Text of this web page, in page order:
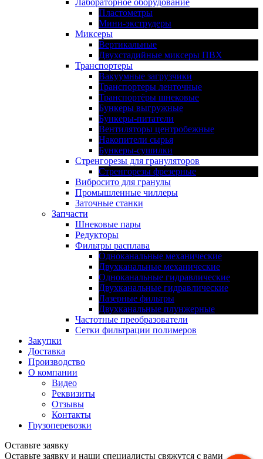
Лабораторное оборудование
Пластометры
Мини-экструдеры
Миксеры
Вертикальные
Двухстадийные миксеры ПВХ
Транспортеры
Вакуумные загрузчики
Транспортеры ленточные
Транспортёры шнековые
Бункеры выгружные
Бункеры-питатели
Вентиляторы центробежные
Накопители сырья
Бункеры-сушилки
Стренгорезы для грануляторов
Стренгорезы фрезерные
Вибросито для гранулы
Промышленные чиллеры
Заточные станки
Запчасти
Шнековые пары
Редукторы
Фильтры расплава
Одноканальные механические
Двухканальные механические
Одноканальные гидравлические
Двухканальные гидравлические
Лазерные фильтры
Двухканальные плунжерные
Частотные преобразователи
Сетки фильтрации полимеров
Закупки
Доставка
Производство
О компании
Видео
Реквизиты
Отзывы
Контакты
Грузоперевозки
Оставьте заявку
Оставьте заявку и наши специалисты свяжутся с вами